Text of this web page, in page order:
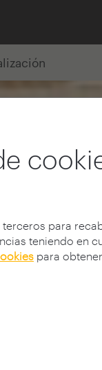
para
teniendo en
para